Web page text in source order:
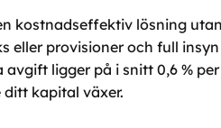
kostnadseffektiv lösning
eller provisioner och full
avgift ligger på i snitt 0,6 %
ditt kapital växer.